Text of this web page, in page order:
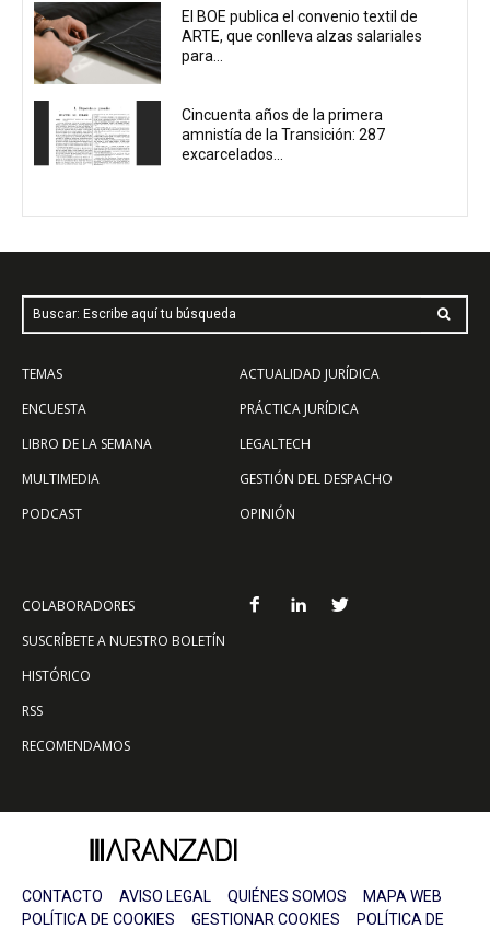
El BOE publica el convenio textil de
ARTE, que conlleva alzas salariales
para...
Cincuenta años de la primera
amnistía de la Transición: 287
excarcelados...
Buscar: Escribe aquí tu búsqueda
TEMAS
ENCUESTA
LIBRO DE LA SEMANA
MULTIMEDIA
PODCAST
ACTUALIDAD JURÍDICA
PRÁCTICA JURÍDICA
LEGALTECH
GESTIÓN DEL DESPACHO
OPINIÓN
COLABORADORES
SUSCRÍBETE A NUESTRO BOLETÍN
HISTÓRICO
RSS
RECOMENDAMOS
CONTACTO AVISO LEGAL QUIÉNES SOMOS
MAPA WEB
POLÍTICA DE COOKIES
GESTIONAR COOKIES POLÍTICA DE